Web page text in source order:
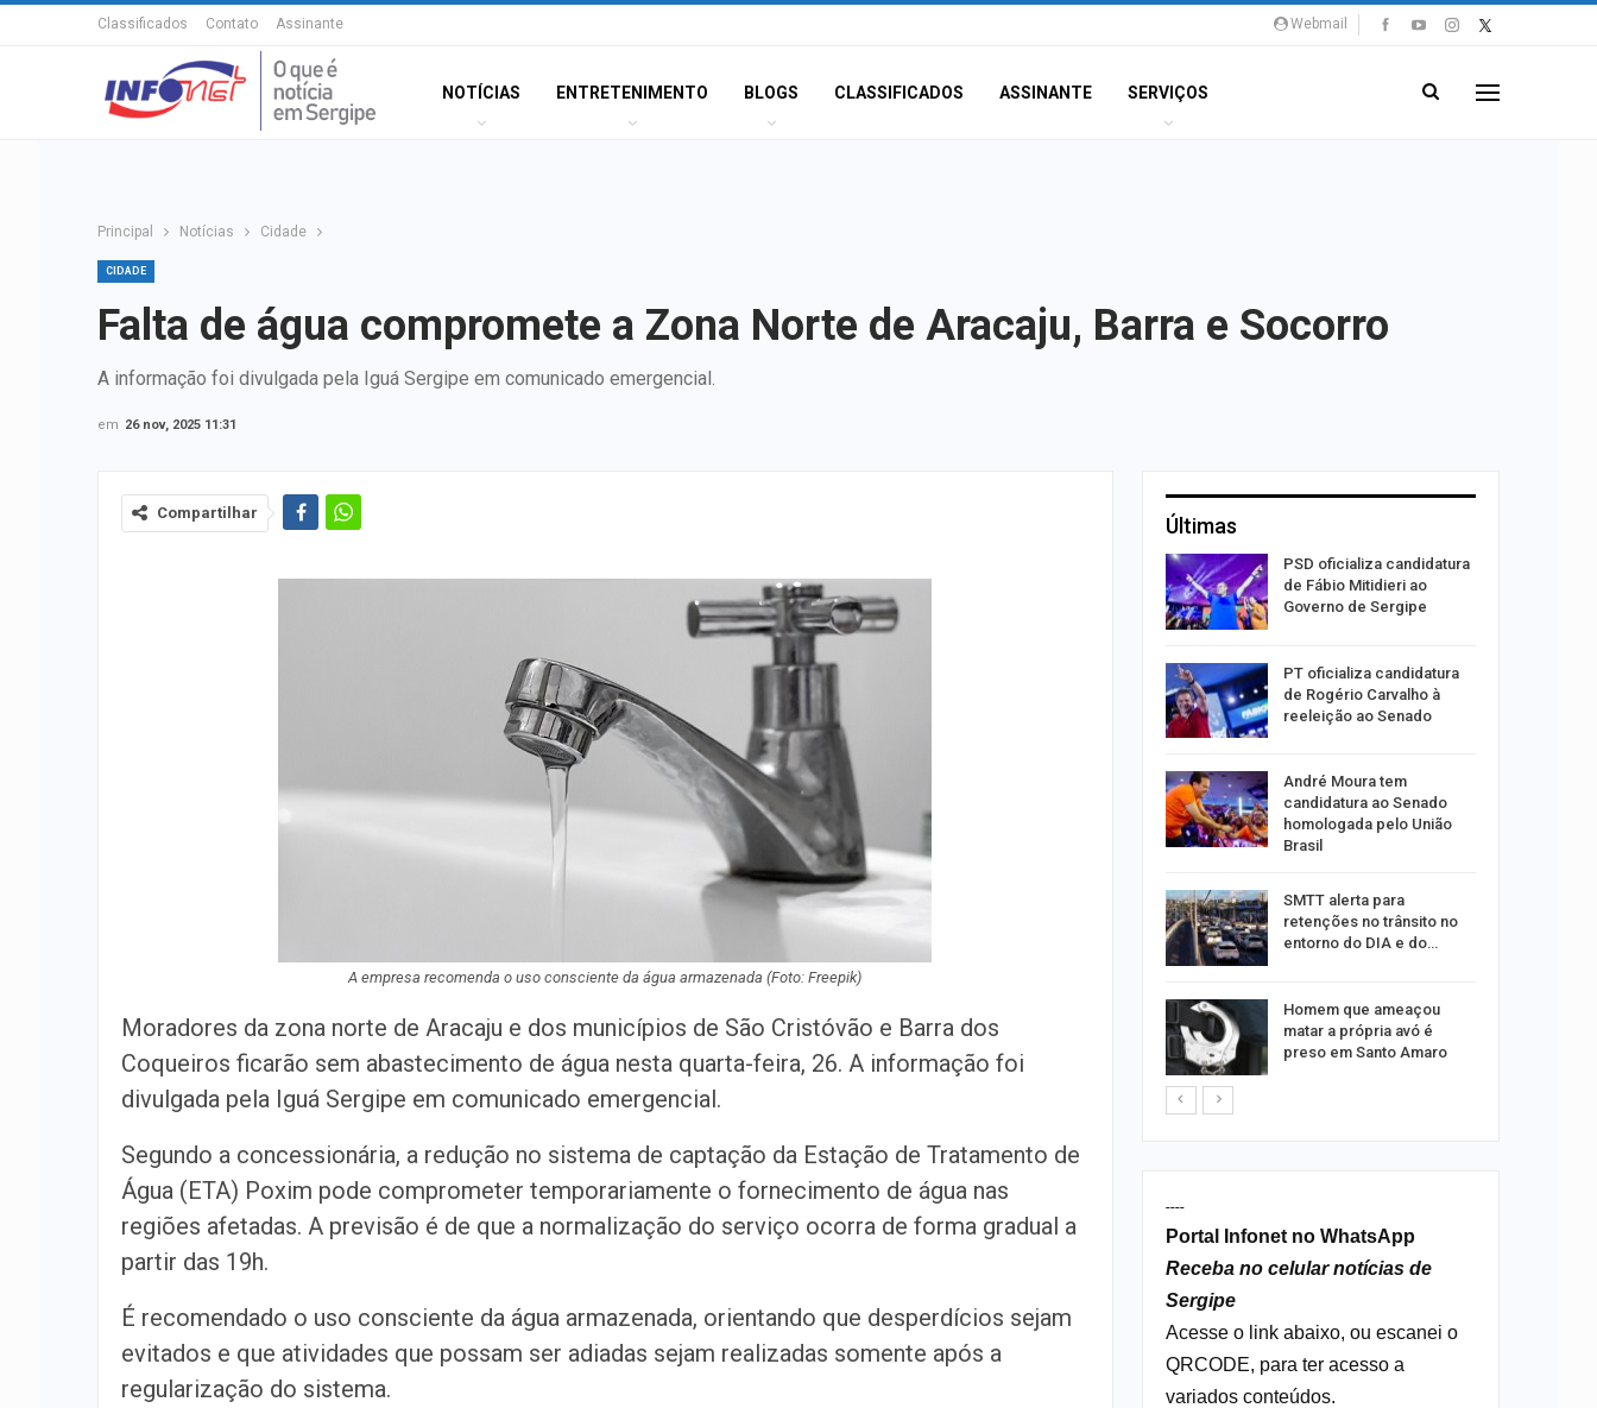
Webmail
Classificados Contato Assinante
NOTÍCIAS ENTRETENIMENTO BLOGS CLASSIFICADOS ASSINANTE SERVIÇOS
Principal Notícias Cidade
CIDADE
Falta de água compromete a Zona Norte de Aracaju, Barra e Socorro
A informação foi divulgada pela Iguá Sergipe em comunicado emergencial.
em 26 nov, 2025 11:31
Compartilhar
A empresa recomenda o uso consciente da água armazenada (Foto: Freepik)
Moradores da zona norte de Aracaju e dos municípios de São Cristóvão e Barra dos
Coqueiros ficarão sem abastecimento de água nesta quarta-feira, 26. A informação foi
divulgada pela Iguá Sergipe em comunicado emergencial.
Segundo a concessionária, a redução no sistema de captação da Estação de Tratamento de
Água (ETA) Poxim pode comprometer temporariamente o fornecimento de água nas
regiões afetadas. A previsão é de que a normalização do serviço ocorra de forma gradual a
partir das 19h.
É recomendado o uso consciente da água armazenada, orientando que desperdícios sejam
evitados e que atividades que possam ser adiadas sejam realizadas somente após a
regularização do sistema.
Últimas
tráfico são presos no
Baixo São Francisco
PSD oficializa candidatura
de Fábio Mitidieri ao
Governo de Sergipe
PT oficializa candidatura
de Rogério Carvalho à
reeleição ao Senado
André Moura tem
candidatura ao Senado
homologada pelo União
Brasil
SMTT alerta para
retenções no trânsito no
entorno do DIA e do…
Homem que ameaçou
matar a própria avó é
preso em Santo Amaro
----
Portal Infonet no WhatsApp
Receba no celular notícias de
Sergipe
Acesse o link abaixo, ou escanei o
QRCODE, para ter acesso a
variados conteúdos.